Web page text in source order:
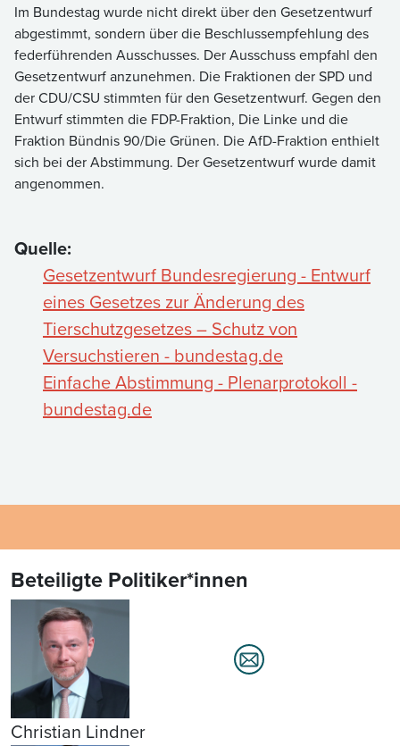
Im Bundestag wurde nicht direkt über den Gesetzentwurf
abgestimmt, sondern über die Beschlussempfehlung des
federführenden Ausschusses. Der Ausschuss empfahl den
Gesetzentwurf anzunehmen. Die Fraktionen der SPD und
der CDU/CSU stimmten für den Gesetzentwurf. Gegen den
Entwurf stimmten die FDP-Fraktion, Die Linke und die
Fraktion Bündnis 90/Die Grünen. Die AfD-Fraktion enthielt
sich bei der Abstimmung. Der Gesetzentwurf wurde damit
angenommen.
Quelle:
Gesetzentwurf Bundesregierung - Entwurf
eines Gesetzes zur Änderung des
Tierschutzgesetzes – Schutz von
Versuchstieren - bundestag.de
Einfache Abstimmung - Plenarprotokoll -
bundestag.de
Beteiligte Politiker*innen
Christian Lindner